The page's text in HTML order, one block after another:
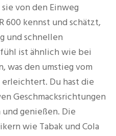
von den Einweg
600 kennst und schätzt,
und schnellen
ist ähnlich wie bei
was den umstieg vom
erleichtert. Du hast die
Geschmacksrichtungen
genießen. Die
wie Tabak und Cola